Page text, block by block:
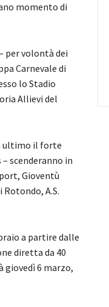
momento di
per volontà dei
Carnevale di
lo Stadio
Allievi del
ultimo il forte
scenderanno in
Gioventù
A.S.
a partire dalle
diretta da 40
giovedì 6 marzo,